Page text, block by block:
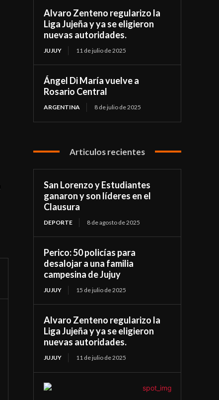
Alvaro Zenteno regularizo la
Liga Jujeña y ya se eligieron
nuevas autoridades.
JUJUY 11 de julio de 2025
Ángel Di María vuelve a
Rosario Central
ARGENTINA 8 de julio de 2025
Articulos recientes
San Lorenzo y Estudiantes
ganaron y son líderes en el
Clausura
DEPORTE 8 de agosto de 2025
Perico: 50 policías para
desalojar a una familia
campesina de Jujuy
JUJUY 15 de julio de 2025
Alvaro Zenteno regularizo la
Liga Jujeña y ya se eligieron
nuevas autoridades.
JUJUY 11 de julio de 2025